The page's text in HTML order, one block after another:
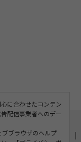
シー お問い合わせ
に合わせたコンテン
配信事業者へのデー
ブラウザのヘルプ